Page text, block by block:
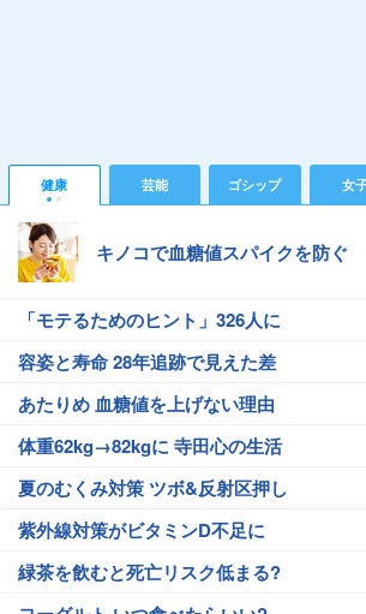
健康 芸能 ゴシップ 女
キノコで血糖値スパイクを防ぐ
「モテるためのヒント」326人に
容姿と寿命 28年追跡で見えた差
あたりめ 血糖値を上げない理由
体重62kg→82kgに 寺田心の生活
夏のむくみ対策 ツボ&反射区押し
紫外線対策がビタミンD不足に
緑茶を飲むと死亡リスク低まる?